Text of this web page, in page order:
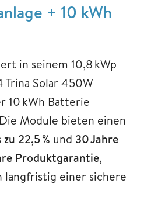
+ 10 kWh
in seinem 10,8 kWp
Solar 450W
10 kWh Batterie
Module bieten einen
22,5 % und 30 Jahre
Produktgarantie,
langfristig einer sichere